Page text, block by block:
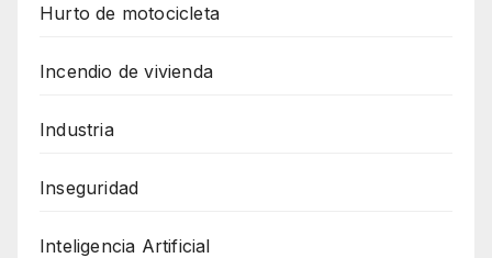
Hurto de motocicleta
Incendio de vivienda
Industria
Inseguridad
Inteligencia Artificial